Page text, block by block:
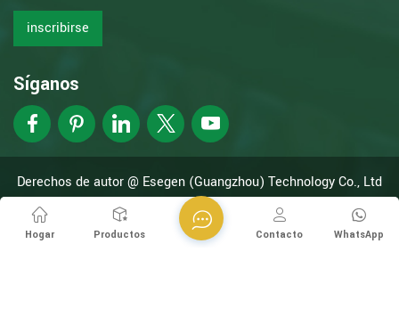
inscribirse
Síganos
Derechos de autor @ Esegen (Guangzhou) Technology Co., Ltd
Reservados todos los derechos.
Network compatible con
XML
política de privacidad
Hogar Productos WhatsApp
Contacto